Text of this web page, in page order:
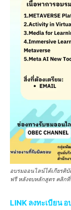
อบรมออนไลน์ได้เกียรติ
ฟรี หลังจบหลักสูตร คลิก
LINK ลงทะเบียน